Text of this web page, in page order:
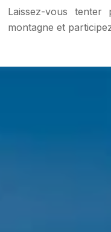
Laissez-vous
montagne et